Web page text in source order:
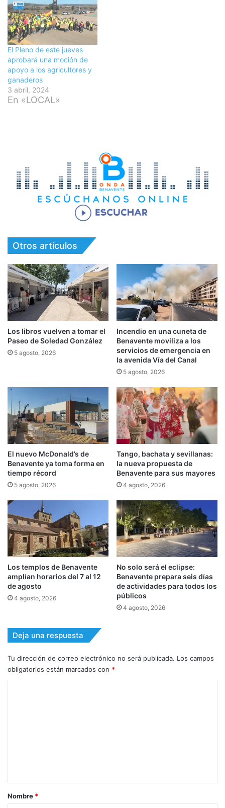
El Pleno de este jueves
aprobará una moción de
apoyo a los agricultores y
ganaderos
3 abril, 2024
En «LOCAL»
Otros artículos
Los libros vuelven a tomar el
Paseo de Soledad González
5 agosto, 2026
Incendio en una cuneta de
Benavente moviliza a los
servicios de emergencia en
la avenida Vía del Canal
5 agosto, 2026
El nuevo McDonald’s de
Benavente ya toma forma en
tiempo récord
5 agosto, 2026
Tango, bachata y sevillanas:
la nueva propuesta de
Benavente para sus mayores
4 agosto, 2026
Los templos de Benavente
amplían horarios del 7 al 12
de agosto
4 agosto, 2026
No solo será el eclipse:
Benavente prepara seis días
de actividades para todos los
públicos
4 agosto, 2026
Deja una respuesta
Tu dirección de correo electrónico no será publicada. Los campos
obligatorios están marcados con *
r
Nombre *